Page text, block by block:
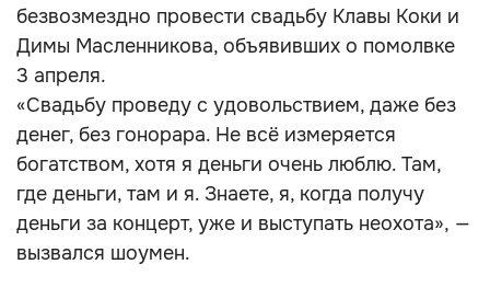
безвозмездно провести свадьбу Клавы Коки и
Димы Масленникова, объявивших о помолвке
3 апреля.
«Свадьбу проведу с удовольствием, даже без
денег, без гонорара. Не всё измеряется
богатством, хотя я деньги очень люблю. Там,
где деньги, там и я. Знаете, я, когда получу
деньги за концерт, уже и выступать неохота», —
вызвался шоумен.